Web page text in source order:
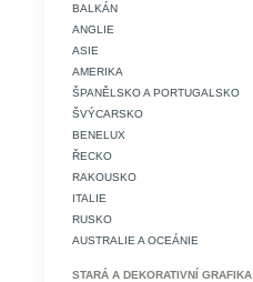
BALKÁN
ANGLIE
ASIE
AMERIKA
ŠPANĚLSKO A PORTUGALSKO
ŠVÝCARSKO
BENELUX
ŘECKO
RAKOUSKO
ITALIE
RUSKO
AUSTRALIE A OCEÁNIE
STARÁ A DEKORATIVNÍ GRAFIKA